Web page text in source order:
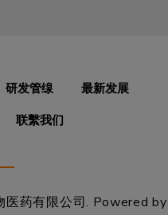
研发管缐
最新发展
联繫我们
药有限公司. Powered by